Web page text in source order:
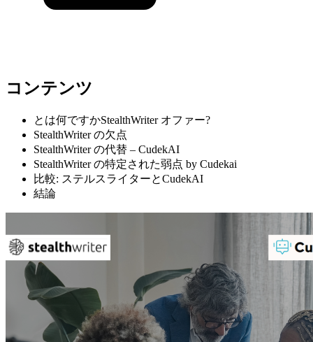
コンテンツ
とは何ですかStealthWriter オファー?
StealthWriter の欠点
StealthWriter の代替 – CudekAI
StealthWriter の特定された弱点 by Cudekai
比較: ステルスライターとCudekAI
結論